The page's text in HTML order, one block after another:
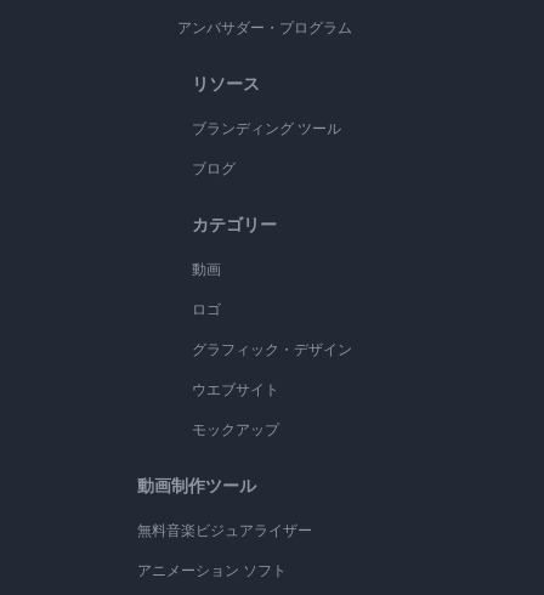
アンバサダー・プログラム
リソース
ブランディング ツール
ブログ
カテゴリー
動画
ロゴ
グラフィック・デザイン
ウエブサイト
モックアップ
動画制作ツール
無料音楽ビジュアライザー
アニメーション ソフト